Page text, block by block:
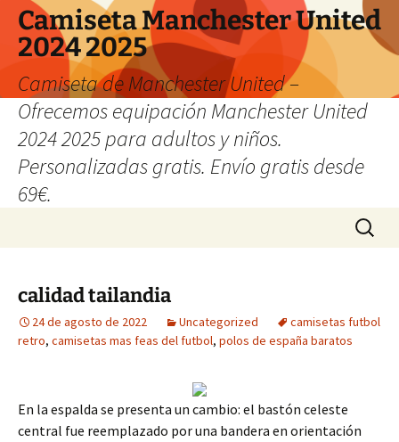
Camiseta Manchester United
2024 2025
Camiseta de Manchester United –
Ofrecemos equipación Manchester United
2024 2025 para adultos y niños.
Personalizadas gratis. Envío gratis desde
69€.
Buscar:
calidad tailandia
24 de agosto de 2022 Uncategorized
camisetas futbol
retro, camisetas mas feas del futbol, polos de españa baratos
En la espalda se presenta un cambio: el bastón celeste
central fue reemplazado por una bandera en orientación